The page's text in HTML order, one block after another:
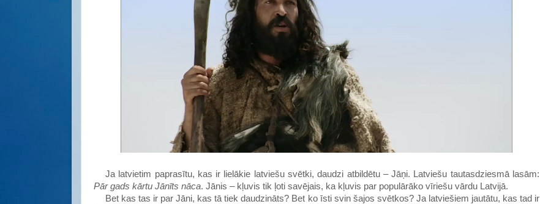
Ja latvietim paprasītu, kas ir lielākie latviešu svētki, daudzi atbildētu– Jāņi. Latviešu tautasdziesmā lasām:
Pār gads kārtu Jānīts nāca. Jānis – kļuvis tik ļoti savējais, ka kļuvis par populārāko vīriešu vārdu Latvijā.
Bet kas tas ir parJāni, kas tā tiekdaudzināts? Bet koīsti svin šajos svētkos? Ja latviešiem jautātu, kas tad ir